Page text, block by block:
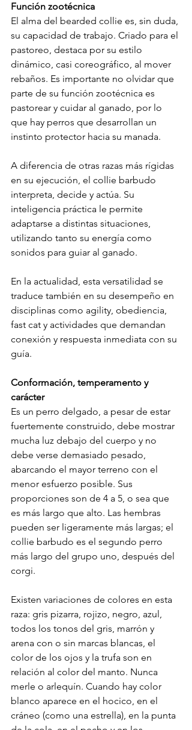
Función zootécnica
El alma del bearded collie es, sin duda,
su capacidad de trabajo. Criado para el
pastoreo, destaca por su estilo
dinámico, casi coreográfico, al mover
rebaños. Es importante no olvidar que
parte de su función zootécnica es
pastorear y cuidar al ganado, por lo
que hay perros que desarrollan un
instinto protector hacia su manada.
A diferencia de otras razas más rígidas
en su ejecución, el collie barbudo
interpreta, decide y actúa. Su
inteligencia práctica le permite
adaptarse a distintas situaciones,
utilizando tanto su energía como
sonidos para guiar al ganado.
En la actualidad, esta versatilidad se
traduce también en su desempeño en
disciplinas como agility, obediencia,
fast cat y actividades que demandan
conexión y respuesta inmediata con su
guía.
Conformación, temperamento y
carácter
Es un perro delgado, a pesar de estar
fuertemente construido, debe mostrar
mucha luz debajo del cuerpo y no
debe verse demasiado pesado,
abarcando el mayor terreno con el
menor esfuerzo posible. Sus
proporciones son de 4 a 5, o sea que
es más largo que alto. Las hembras
pueden ser ligeramente más largas; el
collie barbudo es el segundo perro
más largo del grupo uno, después del
corgi.
Existen variaciones de colores en esta
raza: gris pizarra, rojizo, negro, azul,
todos los tonos del gris, marrón y
arena con o sin marcas blancas, el
color de los ojos y la trufa son en
relación al color del manto. Nunca
merle o arlequín. Cuando hay color
blanco aparece en el hocico, en el
cráneo (como una estrella), en la punta